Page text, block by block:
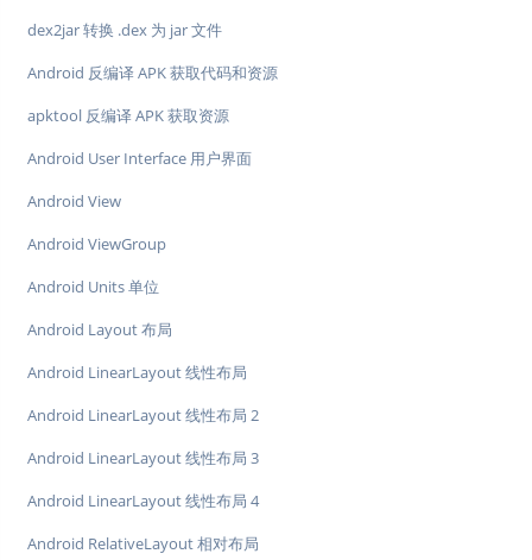
dex2jar 转换 .dex 为 jar 文件
Android 反编译 APK 获取代码和资源
apktool 反编译 APK 获取资源
Android User Interface 用户界面
Android View
Android ViewGroup
Android Units 单位
Android Layout 布局
Android LinearLayout 线性布局
Android LinearLayout 线性布局 2
Android LinearLayout 线性布局 3
Android LinearLayout 线性布局 4
Android RelativeLayout 相对布局